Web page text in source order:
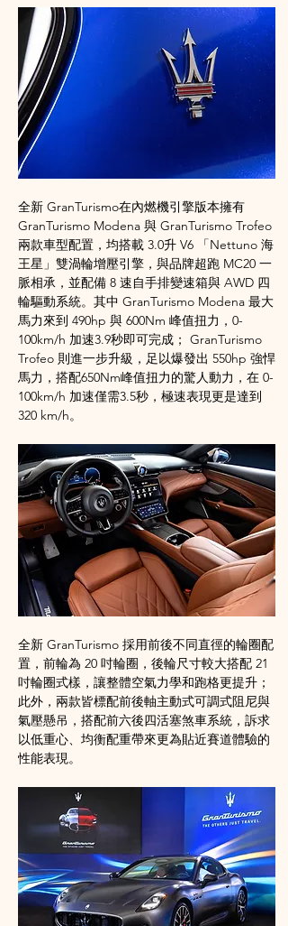
全新 GranTurismo在內燃機引擎版本擁有
GranTurismo Modena 與 GranTurismo Trofeo
兩款車型配置，均搭載 3.0升 V6 「Nettuno 海
王星」雙渦輪增壓引擎，與品牌超跑 MC20 一
脈相承，並配備 8 速自手排變速箱與 AWD 四
輪驅動系統。其中 GranTurismo Modena 最大
馬力來到 490hp 與 600Nm 峰值扭力，0-
100km/h 加速3.9秒即可完成； GranTurismo
Trofeo 則進一步升級，足以爆發出 550hp 強悍
馬力，搭配650Nm峰值扭力的驚人動力，在 0-
100km/h 加速僅需3.5秒，極速表現更是達到
320 km/h。
全新 GranTurismo 採用前後不同直徑的輪圈配
置，前輪為 20 吋輪圈，後輪尺寸較大搭配 21
吋輪圈式樣，讓整體空氣力學和跑格更提升；
此外，兩款皆標配前後軸主動式可調式阻尼與
氣壓懸吊，搭配前六後四活塞煞車系統，訴求
以低重心、均衡配重帶來更為貼近賽道體驗的
性能表現。